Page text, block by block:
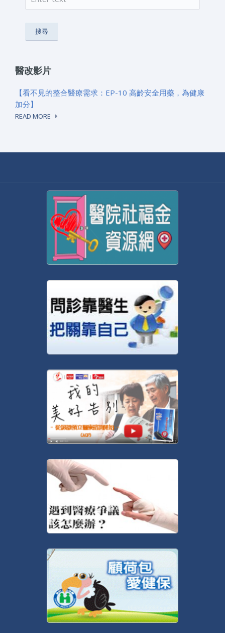
搜尋表單
醫改影片
【看不見的整合醫療需求：EP-10 高齡安全用藥，為健康
加分】
READ MORE